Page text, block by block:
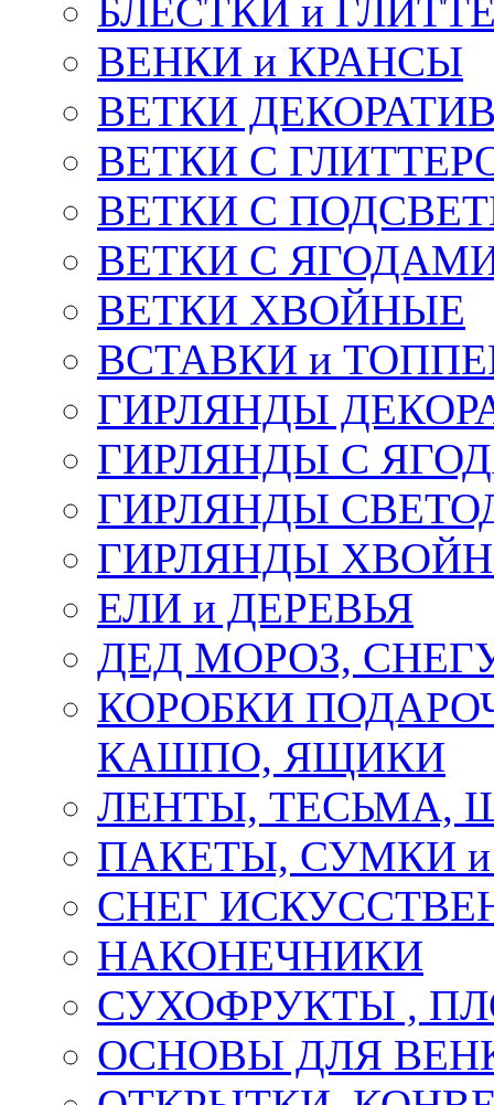
БЛЕСТКИ и
ВЕНКИ и КРАНСЫ
ВЕТКИ
ВЕТКИ С
ВЕТКИ С
ВЕТКИ С
ВЕТКИ ХВОЙНЫЕ
ВСТАВКИ и
ГИРЛЯНДЫ
ГИРЛЯНДЫ С
ГИРЛЯНДЫ
ГИРЛЯНДЫ
ЕЛИ и ДЕРЕВЬЯ
ДЕД МОРОЗ,
КОРОБКИ
КАШПО, ЯЩИКИ
ЛЕНТЫ, ТЕСЬМА,
ПАКЕТЫ, СУМКИ
СНЕГ
НАКОНЕЧНИКИ
СУХОФРУКТЫ ,
ОСНОВЫ ДЛЯ